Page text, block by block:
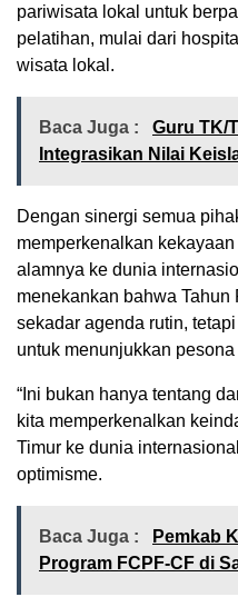
pariwisata lokal untuk
pelatihan, mulai dari
wisata lokal.
Baca Juga :
Guru TK/
Integrasikan Nilai
Dengan sinergi semua
memperkenalkan
alamnya ke dunia
menekankan bahwa
sekadar agenda rutin,
untuk menunjukkan
“Ini bukan hanya tentang
kita memperkenalkan
Timur ke dunia
optimisme.
Baca Juga :
Pemkab
Program FCPF-CF di